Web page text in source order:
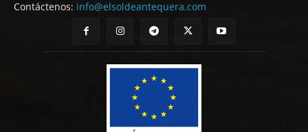
Contáctenos: info@elsoldeantequera.com